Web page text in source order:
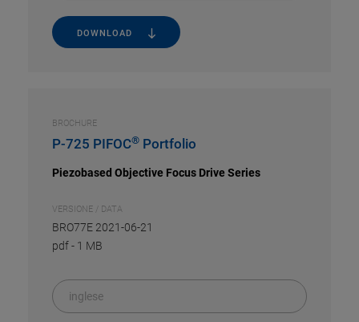
DOWNLOAD
BROCHURE
P-725 PIFOC® Portfolio
Piezobased Objective Focus Drive Series
VERSIONE / DATA
BRO77E 2021-06-21
pdf- 1 MB
inglese